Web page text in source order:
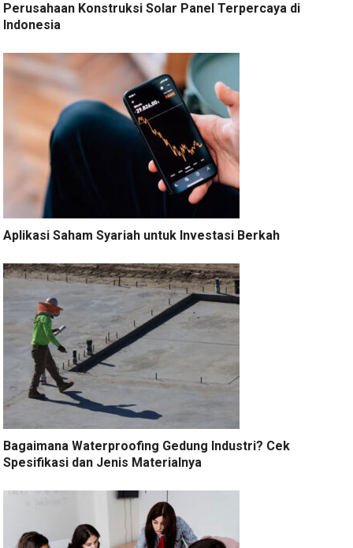
Perusahaan Konstruksi Solar Panel Terpercaya di
Indonesia
Aplikasi Saham Syariah untuk Investasi Berkah
Bagaimana Waterproofing Gedung Industri? Cek
Spesifikasi dan Jenis Materialnya